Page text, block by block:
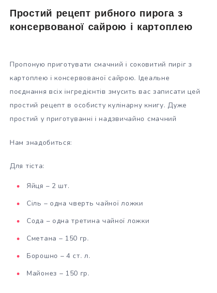
Простий рецепт рибного пирога з
консервованої сайрою і картоплею
Пропоную приготувати смачний і соковитий пиріг з
картоплею і консервованої сайрою. Ідеальне
поєднання всіх інгредієнтів змусить вас записати цей
простий рецепт в особисту кулінарну книгу. Дуже
простий у приготуванні і надзвичайно смачний
Нам знадобиться:
Для тіста:
Яйця – 2 шт.
Сіль – одна чверть чайної ложки
Сода – одна третина чайної ложки
Сметана – 150 гр.
Борошно – 4 ст. л.
Майонез – 150 гр.